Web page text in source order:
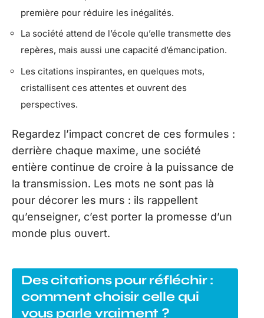
première pour réduire les inégalités.
La société attend de l’école qu’elle transmette des
repères, mais aussi une capacité d’émancipation.
Les citations inspirantes, en quelques mots,
cristallisent ces attentes et ouvrent des
perspectives.
Regardez l’impact concret de ces formules :
derrière chaque maxime, une société
entière continue de croire à la puissance de
la transmission. Les mots ne sont pas là
pour décorer les murs : ils rappellent
qu’enseigner, c’est porter la promesse d’un
monde plus ouvert.
Des citations pour réfléchir :
comment choisir celle qui
vous parle vraiment ?